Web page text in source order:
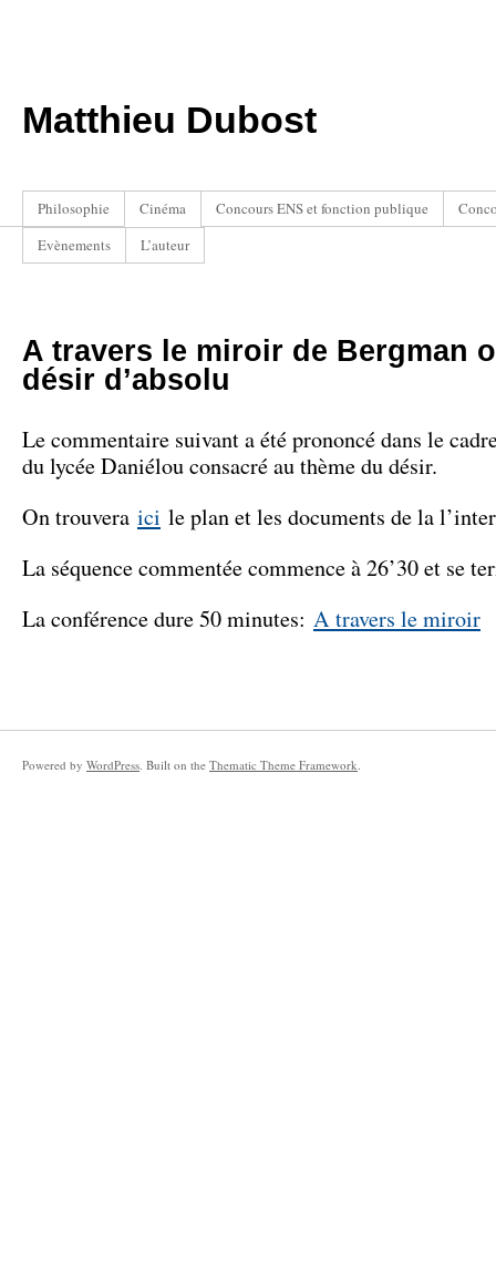
Matthieu Dubost
Philosophie Cinéma Concours ENS et fonction publique
Evènements
L’auteur
A travers le miroir de Bergman
désir d’absolu
Le commentaire suivant a été prononcé dans le
du lycée Daniélou consacré au thème du désir.
On trouvera ici le plan et les documents de la
La séquence commentée commence à 26’30 et se
La conférence dure 50 minutes: A travers le miroir
Powered by WordPress. Built on the Thematic Theme Framework.